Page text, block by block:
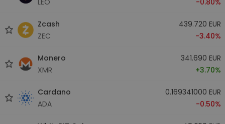
Zcash
ZEC
439.720 EUR
-3.40%
Monero
XMR
341.690 EUR
+3.70%
Cardano
ADA
0.169341000 EUR
-0.50%